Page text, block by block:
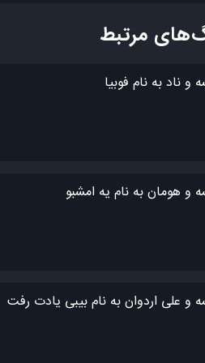
خلِ دیوانم
که هستی پیشم
این کره ایرانم
ساقی ساقی
بازی کردن
مرتبط
ناد به نام فوبیا
و هومان به نام یه امشبو
و علی اردوان به نام بیبی یادت رفت